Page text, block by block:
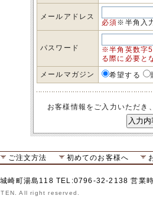
メールアドレス
必須※半角入
パスワード
※半角英数字
る際に必要と
メールマガジン
希望する
お客様情報をご入力いただき
ご注文方法 初めてのお客様へ
崎町湯島118 TEL:0796-32-2138 営業
All right reserved.